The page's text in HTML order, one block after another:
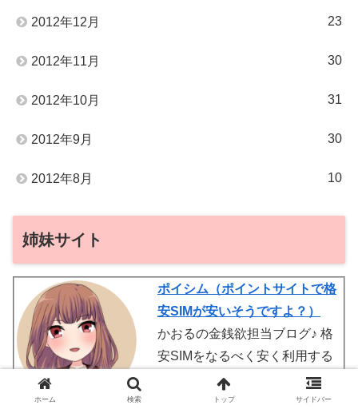
2012年12月 23
2012年11月 30
2012年10月 31
2012年9月 30
2012年8月 10
姉妹サイト
ポイシム（ポイントサイトで格
安SIMが安いそうですよ？）
かおるの金銭欲担当ブログ♪ 格
安SIMをなるべく安く利用する
事を目指してたら、やり過ぎて
お小遣い稼ぎまで出来ちゃった
ホーム 検索 トップ サイドバー